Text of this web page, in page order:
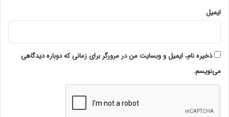
ایمیل
ذخیره نام، ایمیل و وبسایت من در مرورگر برای زمانی که دوباره دیدگاهی
می‌نویسم.